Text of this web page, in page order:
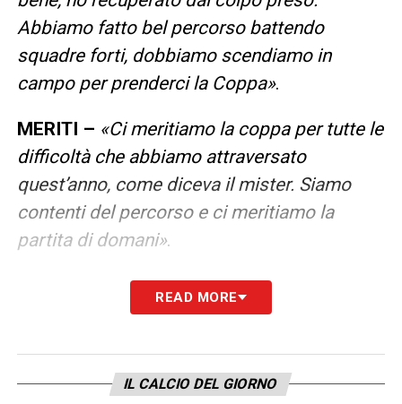
Abbiamo fatto bel percorso battendo
squadre forti, dobbiamo scendiamo in
campo per prenderci la Coppa».
MERITI – «Ci meritiamo la coppa per tutte le
difficoltà che abbiamo attraversato
quest’anno, come diceva il mister. Siamo
contenti del percorso e ci meritiamo la
partita di domani».
GARA DELLA SVOLTA PER TE? –
importante, è fondamentale, non solo per
quest’anno abbiamo meritato questa finale,
scenderemo in campo con l’atteggiamento
READ MORE
IL CALCIO DEL GIORNO